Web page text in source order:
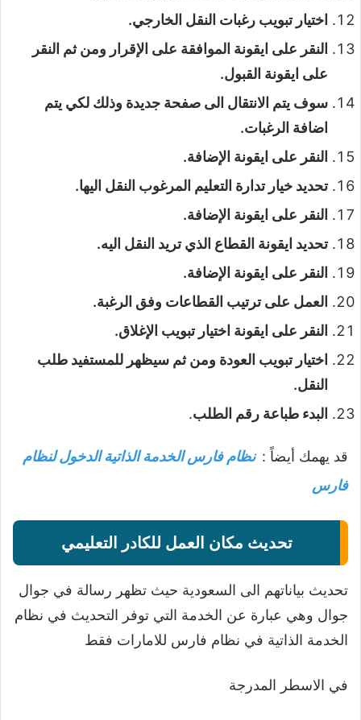
اختيار تبويب رغبات النقل الخارجي.
النقر على ايقونة الموافقة على الإقرار ومن ثم النقر
على ايقونة القبول.
سوف يتم الانتقال الى صفحة جديدة وذلك لكي يتم
اضافة الرغبات.
النقر على ايقونة الإضافة.
تحديد خيار تدارة التعليم المرغوب النقل اليها.
النقر على ايقونة الإضافة.
تحديد ايقونة القطاع الذي تريد النقل اليه.
النقر على ايقونة الإضافة.
العمل على ترتيب القطاعات وفق الرغبة.
النقر على ايقونة اختيار تبويب الإغلاق.
اختيار تبويب العودة ومن ثم سيظهر للمستفيد طلب
النقل.
البدء طباعة رقم الطلب.
قد يهمك أيضاً : نظام فارس الخدمة الذاتية الدخول لنظام
فارس
تحديث مكان العمل للكادر التعليمي
تحديث بياناتهم الى السعودية حيث تظهر رسالة في جوال
جوال وهي عبارة عن الخدمة التي توفر التحديث في نظام
الخدمة الذاتية في نظام فارس للامارات فقط
في الاسطر المدرجة